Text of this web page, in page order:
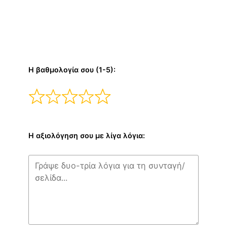
Η βαθμολογία σου (1-5):
Η αξιολόγηση σου με λίγα λόγια: